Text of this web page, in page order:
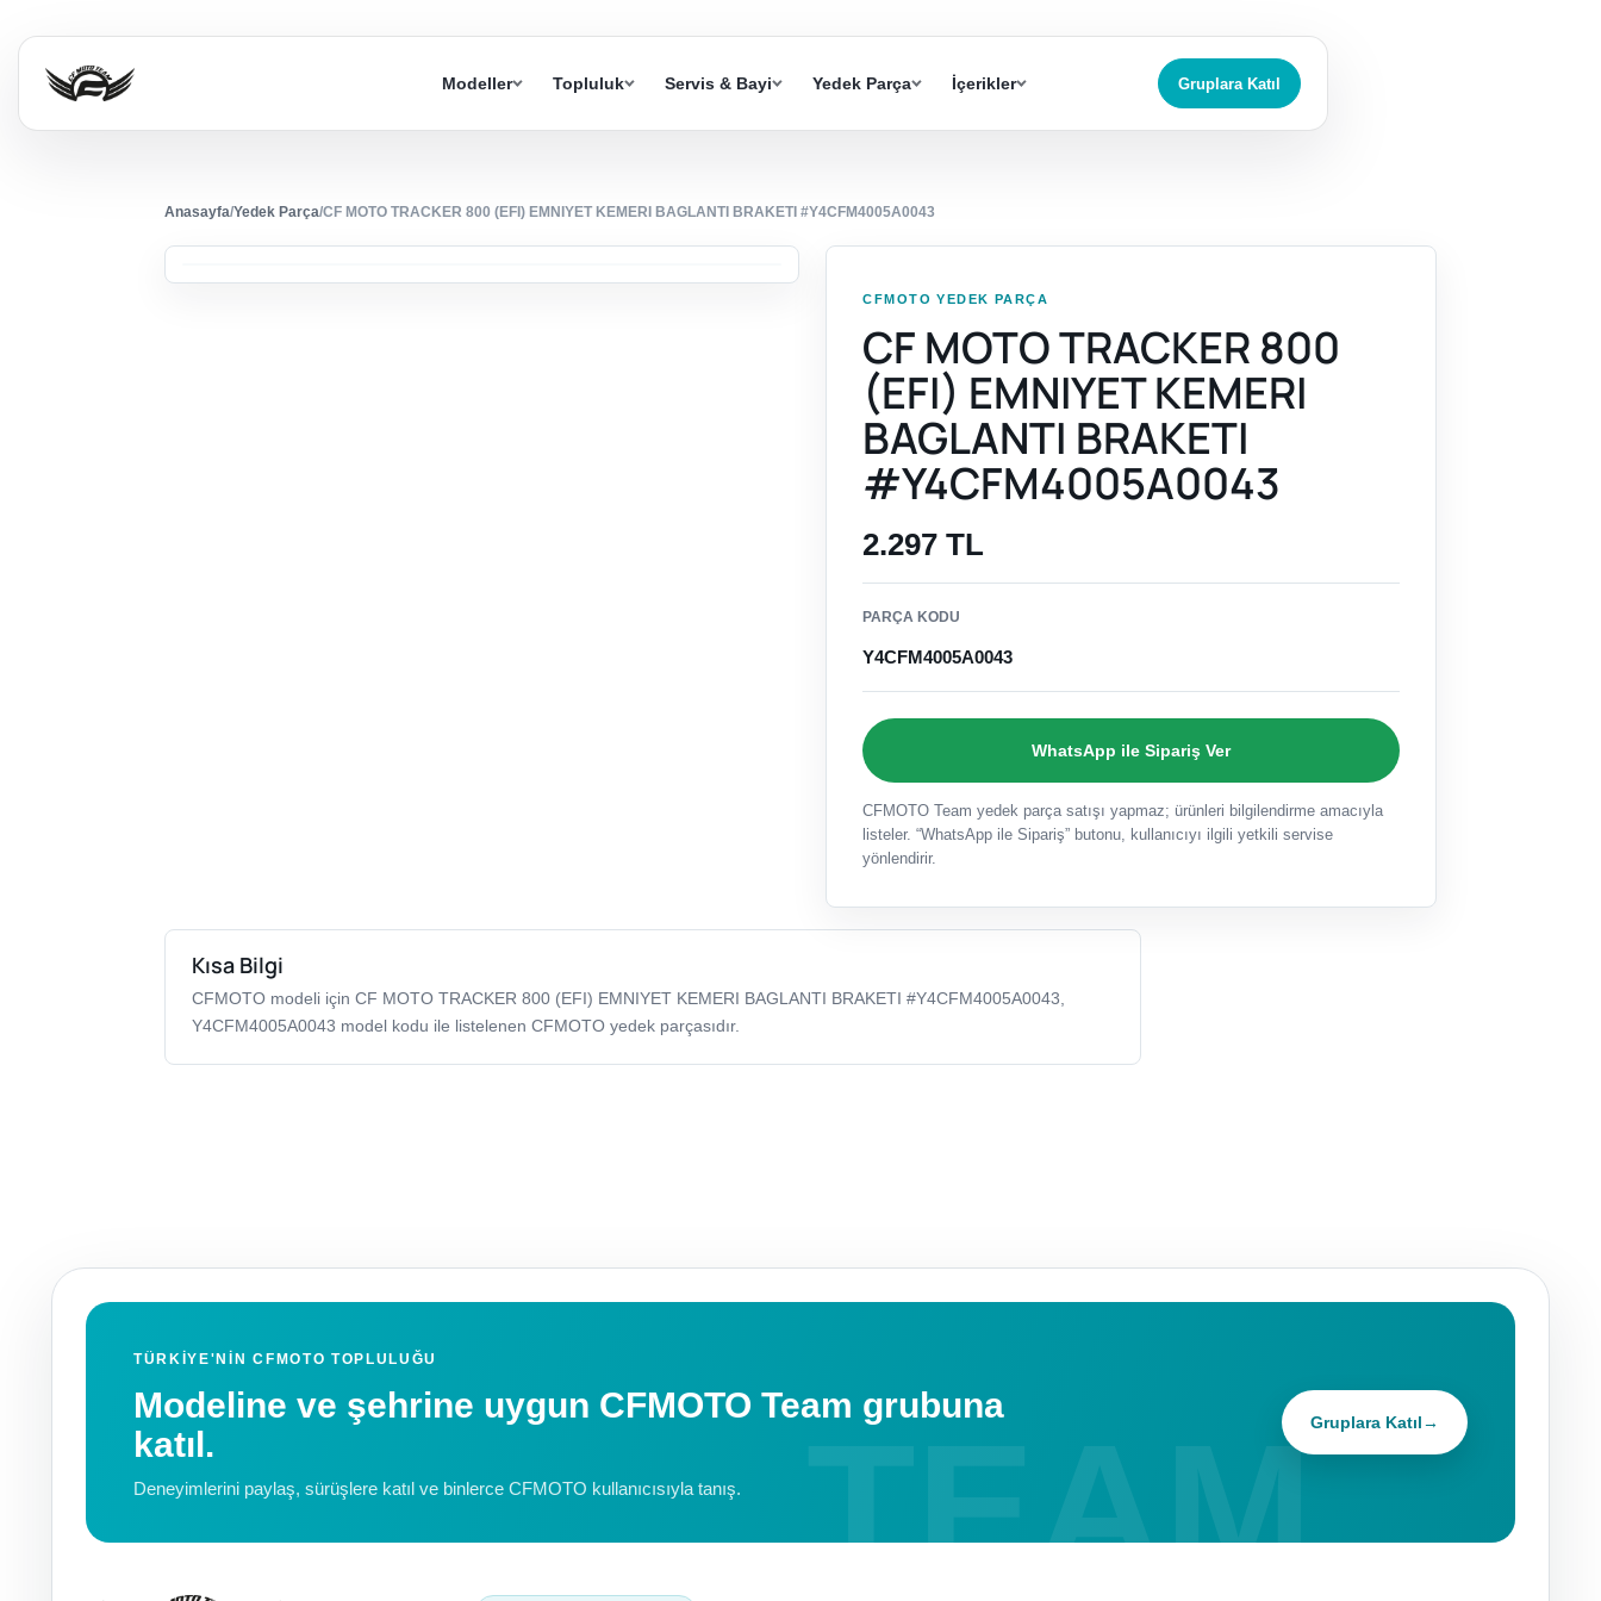
Modeller Topluluk Servis & Bayi Yedek Parça İçerikler Gruplara Katıl
Anasayfa/Yedek Parça/CF MOTO TRACKER 800 (EFI) EMNIYET KEMERI BAGLANTI BRAKETI #Y4CFM4005A0043
CFMOTO YEDEK PARÇA
CF MOTO TRACKER 800
(EFI) EMNIYET KEMERI
BAGLANTI BRAKETI
#Y4CFM4005A0043
2.297 TL
PARÇA KODU
Y4CFM4005A0043
WhatsApp ile Sipariş Ver
CFMOTO Team yedek parça satışı yapmaz; ürünleri bilgilendirme amacıyla
listeler. “WhatsApp ile Sipariş” butonu, kullanıcıyı ilgili yetkili servise
yönlendirir.
Kısa Bilgi
CFMOTO modeli için CF MOTO TRACKER 800 (EFI) EMNIYET KEMERI BAGLANTI BRAKETI #Y4CFM4005A0043,
Y4CFM4005A0043 model kodu ile listelenen CFMOTO yedek parçasıdır.
TÜRKIYE'NIN CFMOTO TOPLULUĞU
Modeline ve şehrine uygun CFMOTO Team grubuna
katıl.
Deneyimlerini paylaş, sürüşlere katıl ve binlerce CFMOTO kullanıcısıyla tanış.
Gruplara Katıl→